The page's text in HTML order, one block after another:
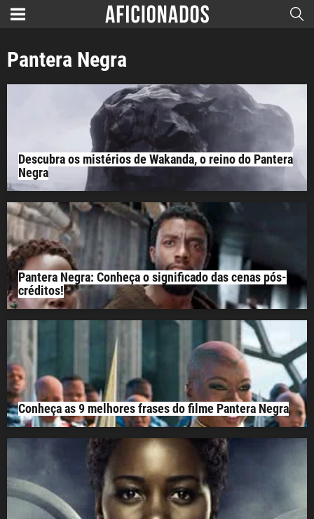
Pantera Negra
Descubra os mistérios de Wakanda, o reino do Pantera
Negra
Pantera Negra: Conheça o significado das cenas pós-
créditos!
Conheça as 9 melhores frases do filme Pantera Negra